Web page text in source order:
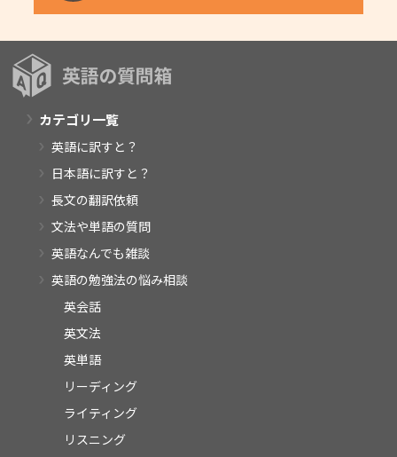
カテゴリ一覧
英語に訳すと？
日本語に訳すと？
長文の翻訳依頼
文法や単語の質問
英語なんでも雑談
英語の勉強法の悩み相談
英会話
英文法
英単語
リーディング
ライティング
リスニング